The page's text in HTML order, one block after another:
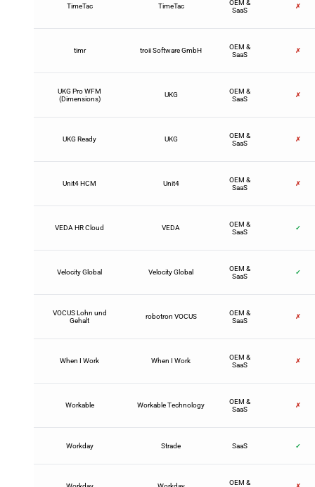
TimeTac TimeTac
OEM &
SaaS
✗
timr troii Software GmbH
OEM &
SaaS
✗
UKG Pro WFM
(Dimensions)
UKG
OEM &
SaaS
✗
UKG Ready UKG
OEM &
SaaS
✗
Unit4 HCM Unit4
OEM &
SaaS
✗
VEDA HR Cloud VEDA
OEM &
SaaS
✓
Velocity Global Velocity Global
OEM &
SaaS
✓
VOCUS Lohn und
Gehalt
robotron VOCUS
OEM &
SaaS
✗
When I Work When I Work
OEM &
SaaS
✗
Workable Workable Technology
OEM &
SaaS
✗
Workday Strade SaaS ✓
OEM &